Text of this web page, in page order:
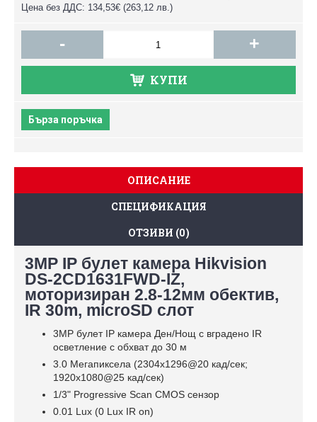
Цена без ДДС: 134,53€ (263,12 лв.)
- +
КУПИ
Бърза поръчка
ОПИСАНИЕ
СПЕЦИФИКАЦИЯ
ОТЗИВИ (0)
3MP IP булет камера Hikvision
DS-2CD1631FWD-IZ,
моторизиран 2.8-12мм обектив,
IR 30m, microSD слот
3MP булет IP камера Ден/Нощ с вградено IR
осветление с обхват до 30 м
3.0 Мегапиксела (2304x1296@20 кад/сек;
1920x1080@25 кад/сек)
1/3" Progressive Scan CMOS сензор
0.01 Lux (0 Lux IR on)